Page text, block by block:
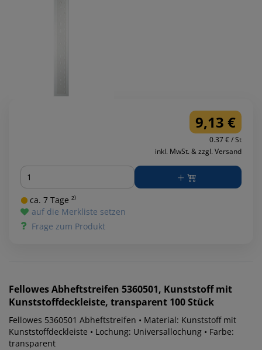
9,13 €
0.37 € / St
inkl. MwSt. & zzgl. Versand
Menge
ca. 7 Tage ²⁾
auf die Merkliste setzen
Frage zum Produkt
FellowesAbheftstreifen 5360501, Kunststoff mit
Kunststoffdeckleiste, transparent 100 Stück
Fellowes 5360501 Abheftstreifen • Material: Kunststoff mit
Kunststoffdeckleiste • Lochung: Universallochung • Farbe:
transparent